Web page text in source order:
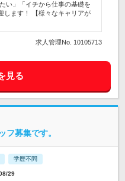
い」「イチから仕事の基礎を
します！ 【様々なキャリアが
求人管理No. 10105713
見る
フ募集です。
学歴不問
29